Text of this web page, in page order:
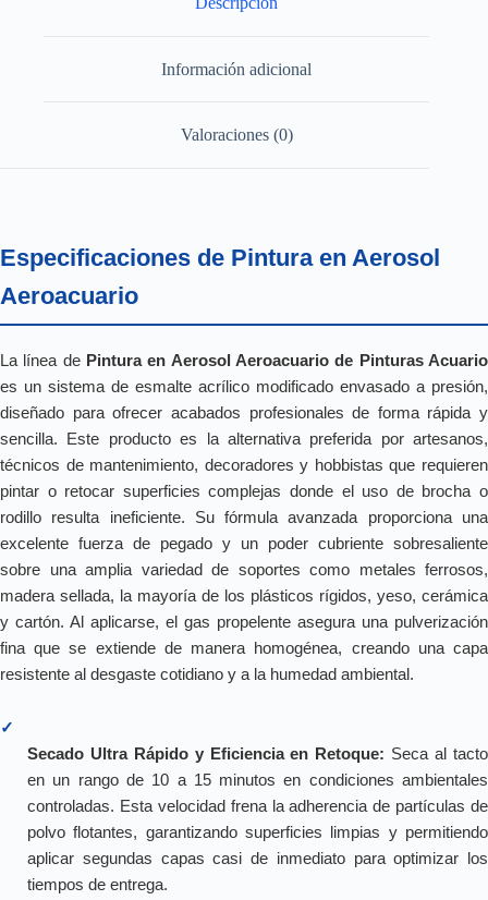
Información adicional
Valoraciones (0)
Especificaciones de Pintura en Aerosol
Aeroacuario
La línea de Pintura en Aerosol Aeroacuario de Pinturas Acuario
es un sistema de esmalte acrílico modificado envasado a presión,
diseñado para ofrecer acabados profesionales de forma rápida y
sencilla. Este producto es la alternativa preferida por artesanos,
técnicos de mantenimiento, decoradores y hobbistas que requieren
pintar o retocar superficies complejas donde el uso de brocha o
rodillo resulta ineficiente. Su fórmula avanzada proporciona una
excelente fuerza de pegado y un poder cubriente sobresaliente
sobre una amplia variedad de soportes como metales ferrosos,
madera sellada, la mayoría de los plásticos rígidos, yeso, cerámica
y cartón. Al aplicarse, el gas propelente asegura una pulverización
fina que se extiende de manera homogénea, creando una capa
resistente al desgaste cotidiano y a la humedad ambiental.
✓
Secado Ultra Rápido y Eficiencia en Retoque: Seca al tacto
en un rango de 10 a 15 minutos en condiciones ambientales
controladas. Esta velocidad frena la adherencia de partículas de
polvo flotantes, garantizando superficies limpias y permitiendo
aplicar segundas capas casi de inmediato para optimizar los
tiempos de entrega.